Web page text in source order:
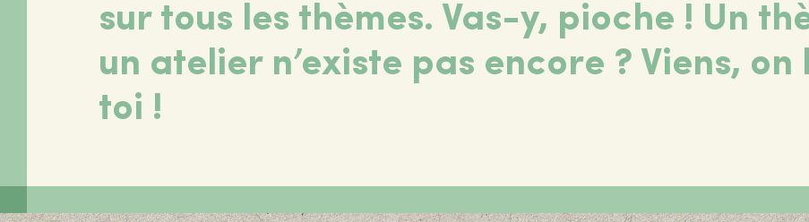
sur tous les thèmes. Vas-y, pioche ! Un
un atelier n’existe pas encore ? Viens,
toi !